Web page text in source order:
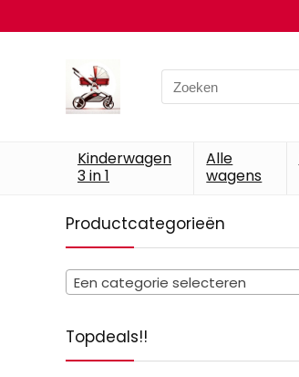
Search
for:
Kinderwagen
3 in 1
Alle
wagens
Productcategorieën
Een categorie selecteren
Topdeals!!